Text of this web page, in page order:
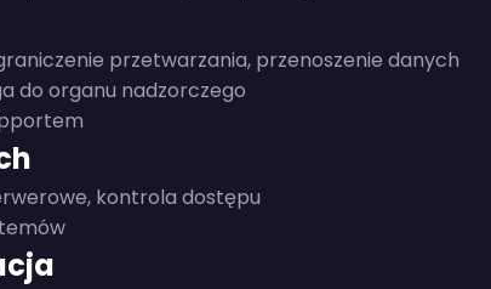
przetwarzania, przenoszenie danych
do organu nadzorczego
kontrola dostępu